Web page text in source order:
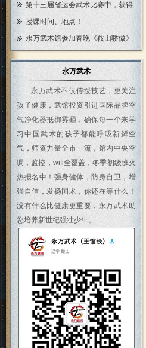
第十三届省运会武术比赛中，获得
授课时间、地点！
永万武术馆参加春晚《鞍山骄傲》
永万武术
永万武术不仅传授技艺，更关注
孩子健康，武馆投资引进国际品牌空
气净化器抵御雾霾，确保每一个来学
习中国武术的孩子都能呼吸新鲜空
气，师资力量全市一流，馆内中央空
调，监控，wifi全覆盖，冬季初级班火
热报名中！强身健体，防身自卫，增
强自信，发扬国术，你还在等什么！
没有什么比健康更重要，永万武术助
您培养新世纪强壮少年。